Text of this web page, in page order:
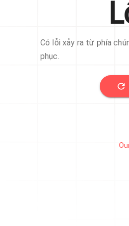
Có lỗi xảy ra từ phía
phục.